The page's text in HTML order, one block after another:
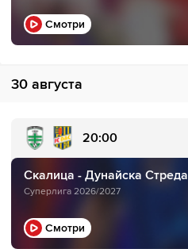
Смотри
30 августа
20:00
Скалица - Дунайска Стреда
Суперлига 2026/2027
Смотри